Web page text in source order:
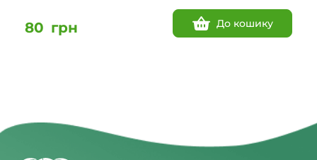
80 грн До кошику